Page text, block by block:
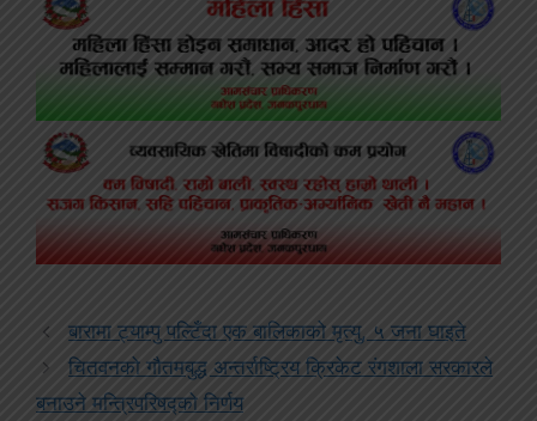
बारामा ट्याम्पु पल्टिँदा एक बालिकाको मृत्यु, ५ जना घाइते
चितवनको गौतमबुद्ध अन्तर्राष्ट्रिय क्रिकेट रंगशाला सरकारले
बनाउने मन्त्रिपरिषद्‍को निर्णय